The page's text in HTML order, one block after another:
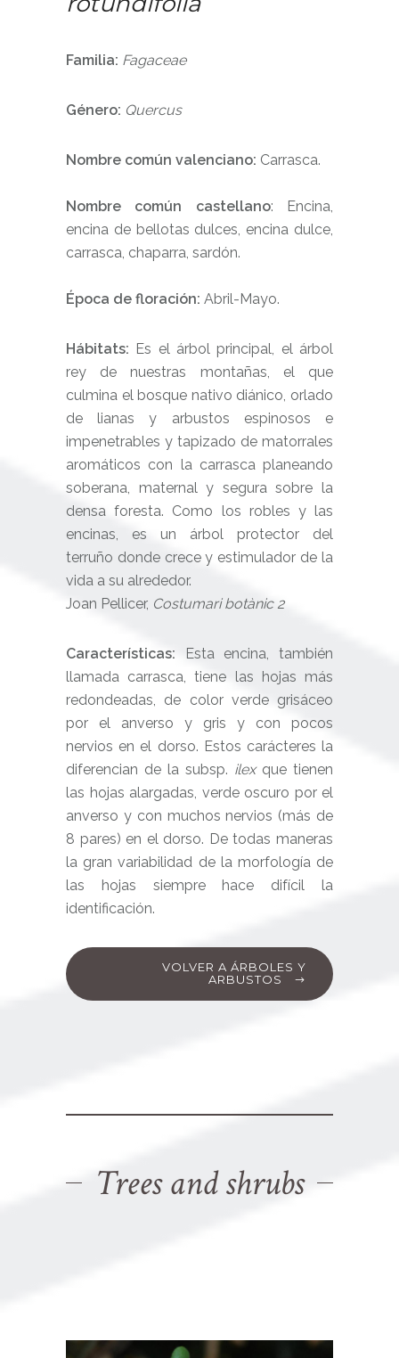
Familia: Fagaceae
Género: Quercus
Nombre común valenciano: Carrasca.
Nombre común castellano:
Encina,
encina de bellotas dulces, encina dulce,
carrasca, chaparra, sardón.
Época de floración: Abril-Mayo.
Hábitats: Es el árbol principal, el árbol
rey de nuestras montañas, el que
culmina el bosque nativo diánico, orlado
de lianas y arbustos espinosos e
impenetrables y tapizado de matorrales
aromáticos con la carrasca planeando
soberana, maternal y segura sobre la
densa foresta. Como los robles y las
encinas, es un árbol protector del
terruño donde crece y estimulador de la
vida a su alrededor.
Joan Pellicer, Costumari botànic 2
Características: Esta encina, también
llamada carrasca, tiene las hojas más
redondeadas, de color verde grisáceo
por el anverso y gris y con pocos
nervios en el dorso. Estos carácteres la
diferencian de la subsp. ilexque tienen
las hojas alargadas, verde oscuro por el
anverso y con muchos nervios (más de
8 pares) en el dorso. De todas maneras
la gran variabilidad de la morfología de
las hojas siempre hace difícil la
identificación.
VOLVER A ÁRBOLES Y
ARBUSTOS
Trees and shrubs